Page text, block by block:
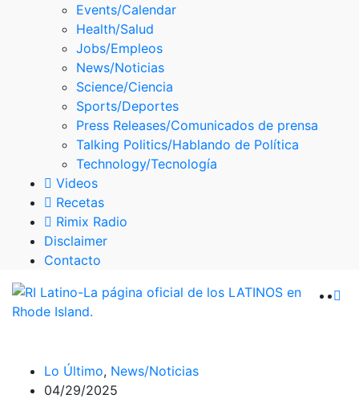
Events/Calendar
Health/Salud
Jobs/Empleos
News/Noticias
Science/Ciencia
Sports/Deportes
Press Releases/Comunicados de prensa
Talking Politics/Hablando de Política
Technology/Tecnología
Videos
Recetas
Rimix Radio
Disclaimer
Contacto
Lo Último, News/Noticias
04/29/2025